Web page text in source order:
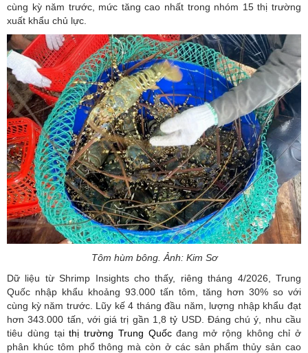
cùng kỳ năm trước, mức tăng cao nhất trong nhóm 15 thị trường
xuất khẩu chủ lực.
Tôm hùm bông. Ảnh: Kim Sơ
Dữ liệu từ Shrimp Insights cho thấy, riêng tháng 4/2026, Trung
Quốc nhập khẩu khoảng 93.000 tấn tôm, tăng hơn 30% so với
cùng kỳ năm trước. Lũy kế 4 tháng đầu năm, lượng nhập khẩu đạt
hơn 343.000 tấn, với giá trị gần 1,8 tỷ USD. Đáng chú ý, nhu cầu
tiêu dùng tạithị trường Trung Quốcđang mở rộng không chỉ ở
phân khúc tôm phổ thông mà còn ở các sản phẩm thủy sản cao